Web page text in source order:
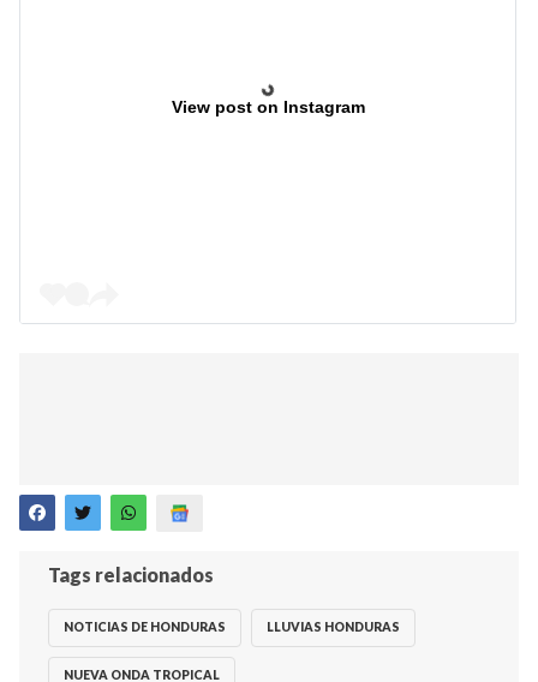
View post on Instagram
Tags relacionados
NOTICIAS DE HONDURAS LLUVIAS HONDURAS
NUEVA ONDA TROPICAL